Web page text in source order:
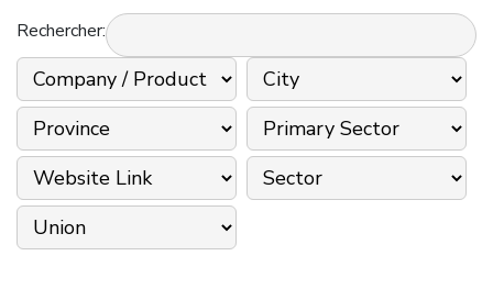
Rechercher: